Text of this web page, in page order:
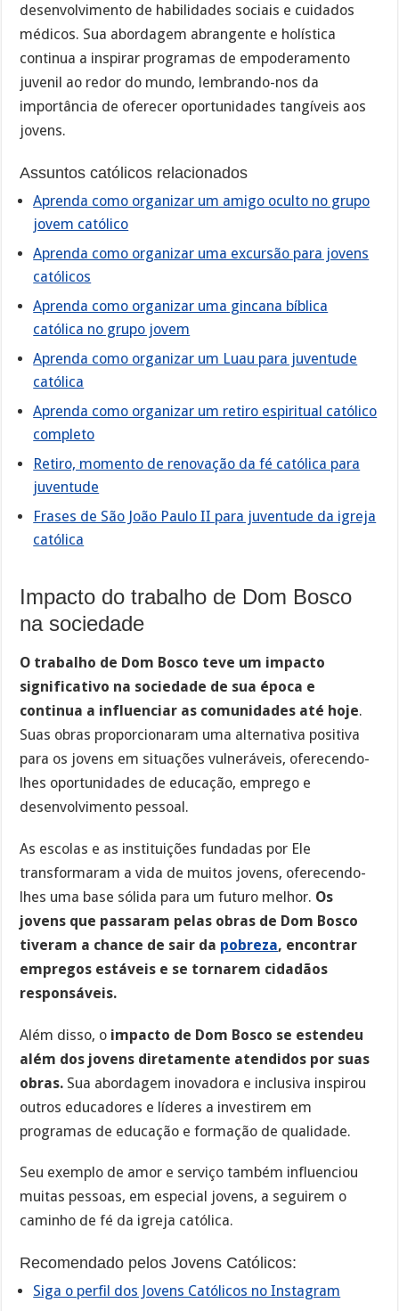
desenvolvimento de habilidades sociais e cuidados
médicos. Sua abordagem abrangente e holística
continua a inspirar programas de empoderamento
juvenil ao redor do mundo, lembrando-nos da
importância de oferecer oportunidades tangíveis aos
jovens.
Assuntos católicos relacionados
Aprenda como organizar um amigo oculto no grupo
jovem católico
Aprenda como organizar uma excursão para jovens
católicos
Aprenda como organizar uma gincana bíblica
católica no grupo jovem
Aprenda como organizar um Luau para juventude
católica
Aprenda como organizar um retiro espiritual católico
completo
Retiro, momento de renovação da fé católica para
juventude
Frases de São João Paulo II para juventude da igreja
católica
Impacto do trabalho de Dom Bosco
na sociedade
O trabalho de Dom Bosco teve um impacto
significativo na sociedade de sua época e
continua a influenciar as comunidades até hoje.
Suas obras proporcionaram uma alternativa positiva
para os jovens em situações vulneráveis, oferecendo-
lhes oportunidades de educação, emprego e
desenvolvimento pessoal.
As escolas e as instituições fundadas por Ele
transformaram a vida de muitos jovens, oferecendo-
lhes uma base sólida para um futuro melhor. Os
jovens que passaram pelas obras de Dom Bosco
tiveram a chance de sair da pobreza, encontrar
empregos estáveis e se tornarem cidadãos
responsáveis.
Além disso, o impacto de Dom Bosco se estendeu
além dos jovens diretamente atendidos por suas
obras. Sua abordagem inovadora e inclusiva inspirou
outros educadores e líderes a investirem em
programas de educação e formação de qualidade.
Seu exemplo de amor e serviço também influenciou
muitas pessoas, em especial jovens, a seguirem o
caminho de fé da igreja católica.
Recomendado pelos Jovens Católicos:
Siga o perfil dos Jovens Católicos no Instagram